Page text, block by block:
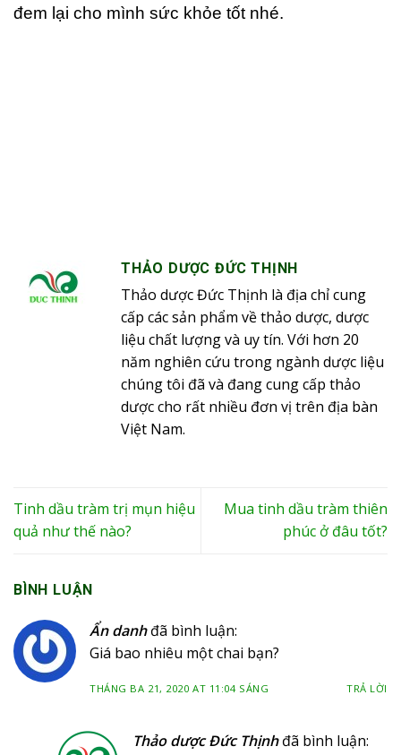
đem lại cho mình sức khỏe tốt nhé.
THẢO DƯỢC ĐỨC THỊNH
Thảo dược Đức Thịnh là địa chỉ cung
cấp các sản phẩm về thảo dược, dược
liệu chất lượng và uy tín. Với hơn 20
năm nghiên cứu trong ngành dược liệu
chúng tôi đã và đang cung cấp thảo
dược cho rất nhiều đơn vị trên địa bàn
Việt Nam.
Tinh dầu tràm trị mụn hiệu
quả như thế nào?
Mua tinh dầu tràm thiên
phúc ở đâu tốt?
BÌNH LUẬN
Ẩn danh đã bình luận:
Giá bao nhiêu một chai bạn?
THÁNG BA 21, 2020 AT 11:04 SÁNG TRẢ LỜI
Thảo dược Đức Thịnh đã bình luận: